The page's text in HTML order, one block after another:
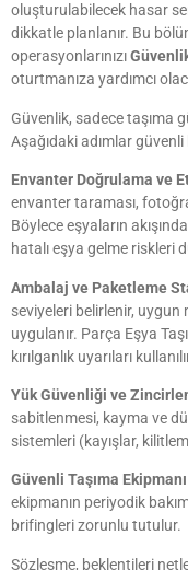
oluşturulabilecek hasar
dikkatle planlanır. Bu
operasyonlarınızı
oturtmanıza yardımcı
Güvenlik, sadece taşıma
Aşağıdaki adımlar
Envanter Doğrulama ve
envanter taraması,
Böylece eşyaların
hatalı eşya gelme riskleri
Ambalaj ve Paketleme
seviyeleri belirlenir,
uygulanır. Parça Eşya
kırılganlık uyarıları
Yük Güvenliği ve
sabitlenmesi, kayma ve
sistemleri (kayışlar,
Güvenli Taşıma
ekipmanın periyodik
brifingleri zorunlu tutulur.
Sözleşme, beklentileri